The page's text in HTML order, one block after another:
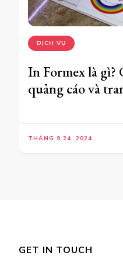
DỊCH VỤ
In Formex là gì?
quảng cáo và
THÁNG 9 24, 2024
GET IN TOUCH